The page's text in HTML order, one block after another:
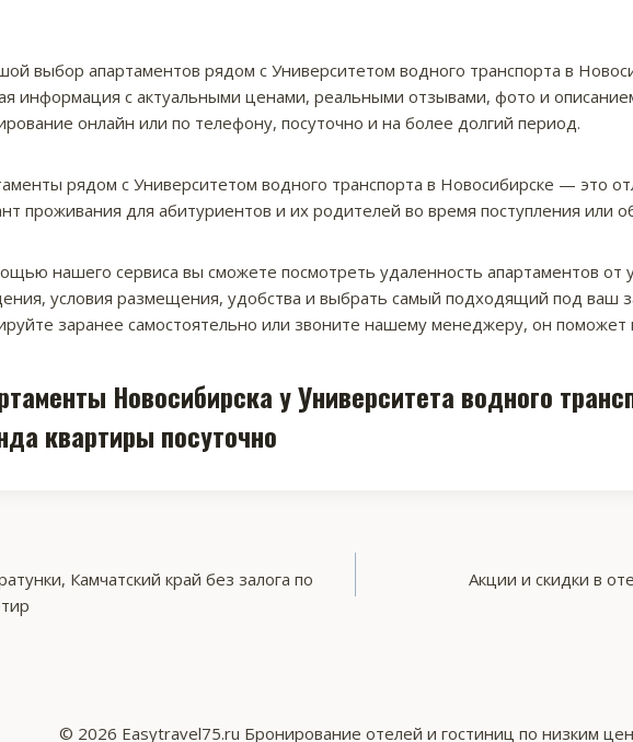
выбор апартаментов рядом с Университетом водного транспорта в
информация с актуальными ценами, реальными отзывами, фото и
онлайн или по телефону, посуточно и на более долгий период.
рядом с Университетом водного транспорта в Новосибирске — это
проживания для абитуриентов и их родителей во время поступления или
нашего сервиса вы сможете посмотреть удаленность апартаментов от
условия размещения, удобства и выбрать самый подходящий под ваш
заранее самостоятельно или звоните нашему менеджеру, он поможет
Новосибирска у Университета водного
квартиры посуточно
Камчатский край без залога по
Акции и скидки в
© 2026 Easytravel75.ru Бронирование отелей и гостиниц по низким